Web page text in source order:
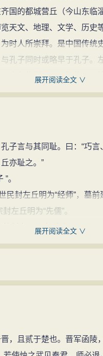
国的都城营丘（今山东临
天文、地理、文学、历史
时人所崇拜。是中国传统
孔子同时或略早于孔子。
史和传说，口耳相传，以
或称 《左氏春秋》，简
，迄于鲁哀公二十七年（
当时的社会历史面貌，既
的成就。又著《国语》，
吴越诸国史实，偏重记述
，一部纵贯200余年、18
，为历代史学家和文人所
内容浩繁的《左传》。鲁
相当完整。当时鲁国的各
也就掌握了春秋时代中原
学巨著也就不难理解了。
史、文学史和学术史上都
元前506年，周天子率领
横衡鱼村。为使子孙后
展开阅读全文 ∨
言与其同耻。曰：“巧言
亦耻之。”
。
封左丘明为“经师”，墓前
丘明为“先儒”。
封左丘明为“先贤”。
三桓议之，乃谓左丘明。
为少牢之珍而与羊谋其馐
裘，十年不足一牢。何者
展开阅读全文 ∨
且贰于楚也。晋军函陵，